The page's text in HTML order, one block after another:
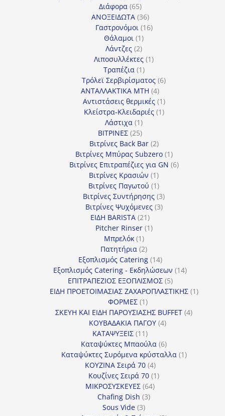
Διάφορα 6565
προϊόντα
ΑΝΟΞΕΙΔΩΤΑ 3636
προϊόντα
Γαστρονόμοι 1616
Θάλαμοι 11
προϊόν
Λάντζες 22
προϊόντα
Λιποσυλλέκτες 11
Τραπέζια 11
προϊόν
Τρόλεϊ Σερβιρίσματος 66
ΑΝΤΑΛΛΑΚΤΙΚΑ MTH 44
προϊόντα
Αντιστάσεις θερμικές 11
προϊόν
Κλείστρα-Κλειδαριές 11
Λάστιχα 11
προϊόν
ΒΙΤΡΙΝΕΣ 2525
προϊόντα
Βιτρίνες Back Bar 22
προϊόντα
Βιτρίνες Mπύρας Subzero 11
προϊόν
Βιτρίνες Επιτραπέζιες για GN 66
Βιτρίνες Κρασιών 11
προϊόν
Βιτρίνες Παγωτού 11
προϊόν
Βιτρίνες Συντήρησης 33
προϊόντα
Βιτρίνες Ψυχόμενες 33
ΕΙΔΗ BARISTA 2121
προϊόντα
Pitcher Rinser 11
Μπρελόκ 11
προϊόν
Πατητήρια 22
προϊόντα
Εξοπλισμός Catering 1414
προϊόντα
Εξοπλισμός Catering - Εκδηλώσεων 1414
ΕΠΙΤΡΑΠΕΖΙΟΣ ΕΞΟΠΛΙΣΜΟΣ 55
προϊόντα
ΕΙΔΗ ΠΡΟΕΤΟΙΜΑΣΙΑΣ ΖΑΧΑΡΟΠΛΑΣΤΙΚΗΣ 11
ΦΟΡΜΕΣ 11
προϊόν
ΣΚΕΥΗ ΚΑΙ ΕΙΔΗ ΠΑΡΟΥΣΙΑΣΗΣ BUFFET 44
ΚΟΥΒΑΔΑΚΙΑ ΠΑΓΟΥ 44
ΚΑΤΑΨΥΞΕΙΣ 1111
προϊόντα
Καταψύκτες Μπαούλα 66
προϊόντα
Καταψύκτες Συρόμενα κρύσταλλα 11
ΚΟΥΖΙΝΑ Σειρά 70 44
προϊόντα
Κουζίνες Σειρά 70 11
ΜΙΚΡΟΣΥΣΚΕΥΕΣ 6464
Chafing Dish 33
Sous Vide 33